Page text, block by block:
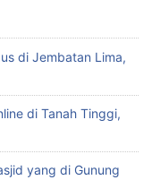
di Jembatan Lima,
di Tanah Tinggi,
yang di Gunung